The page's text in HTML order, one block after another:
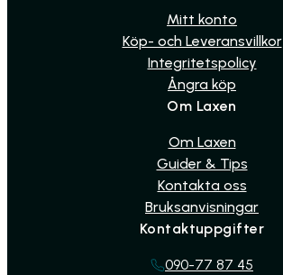
Mitt konto
Köp- och Leveransvillkor
Integritetspolicy
Ångra köp
Om Laxen
Om Laxen
Guider & Tips
Kontakta oss
Bruksanvisningar
Kontaktuppgifter
090-77 87 45